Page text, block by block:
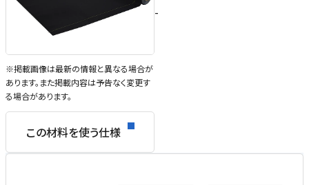
※掲載画像は最新の情報と異なる場合が
あります。また掲載内容は予告なく変更す
る場合があります。
この材料を使う仕様
-